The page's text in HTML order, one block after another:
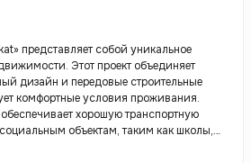
представляет собой уникальное
Этот проект объединяет
дизайн и передовые строительные
комфортные условия проживания.
хорошую транспортную
объектам, таким как школы,